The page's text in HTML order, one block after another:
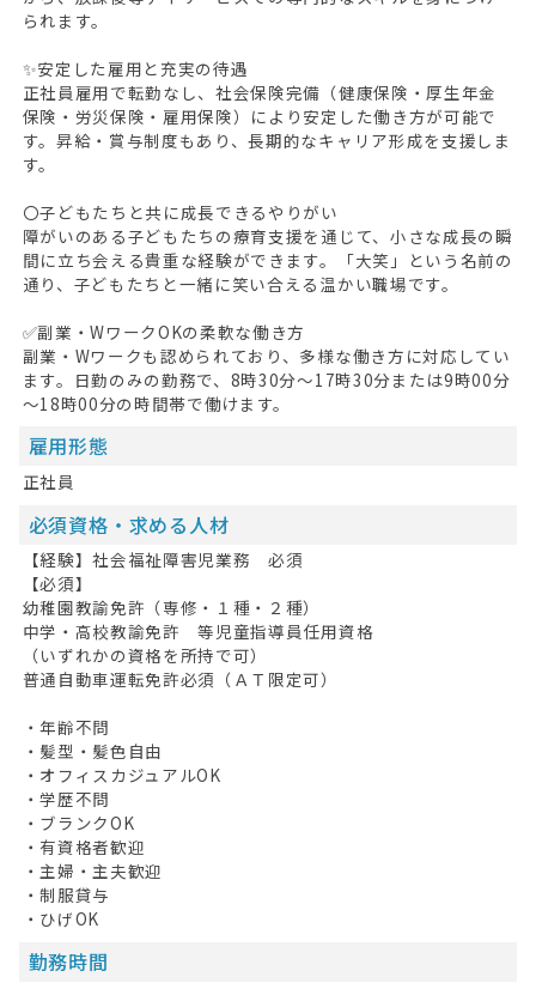
HOME
ログイン
キープした求人 0
最近見た求人
お問い合わせ
掲載希望の方へ
られます。
✨安定した雇用と充実の待遇
正社員雇用で転勤なし、社会保険完備（健康保険・厚生年金
保険・労災保険・雇用保険）により安定した働き方が可能で
す。昇給・賞与制度もあり、長期的なキャリア形成を支援しま
す。
〇子どもたちと共に成長できるやりがい
障がいのある子どもたちの療育支援を通じて、小さな成長の瞬
間に立ち会える貴重な経験ができます。「大笑」という名前の
通り、子どもたちと一緒に笑い合える温かい職場です。
✅副業・WワークOKの柔軟な働き方
副業・Wワークも認められており、多様な働き方に対応してい
ます。日勤のみの勤務で、8時30分～17時30分または9時00分
～18時00分の時間帯で働けます。
雇用形態
正社員
必須資格・求める人材
【経験】社会福祉障害児業務 必須
【必須】
幼稚園教諭免許（専修・１種・２種）
中学・高校教諭免許 等児童指導員任用資格
（いずれかの資格を所持で可）
普通自動車運転免許必須（ＡＴ限定可）
・年齢不問
・髪型・髪色自由
・オフィスカジュアルOK
・学歴不問
・ブランクOK
・有資格者歓迎
・主婦・主夫歓迎
・制服貸与
・ひげOK
勤務時間